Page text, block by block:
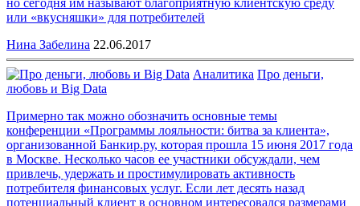
но сегодня им называют благоприятную клиентскую среду
или «вкусняшки» для потребителей
Нина Забелина 22.06.2017
Аналитика Про деньги,
любовь и Big Data
Примерно так можно обозначить основные темы
конференции «Программы лояльности: битва за клиента»,
организованной Банкир.ру, которая прошла 15 июня 2017 года
в Москве. Несколько часов ее участники обсуждали, чем
привлечь, удержать и простимулировать активность
потребителя финансовых услуг. Если лет десять назад
потенциальный клиент в основном интересовался размерами